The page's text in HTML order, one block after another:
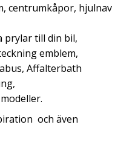
centrumkåpor, hjulnav
prylar till din bil,
emblem,
Affalterbath
och även